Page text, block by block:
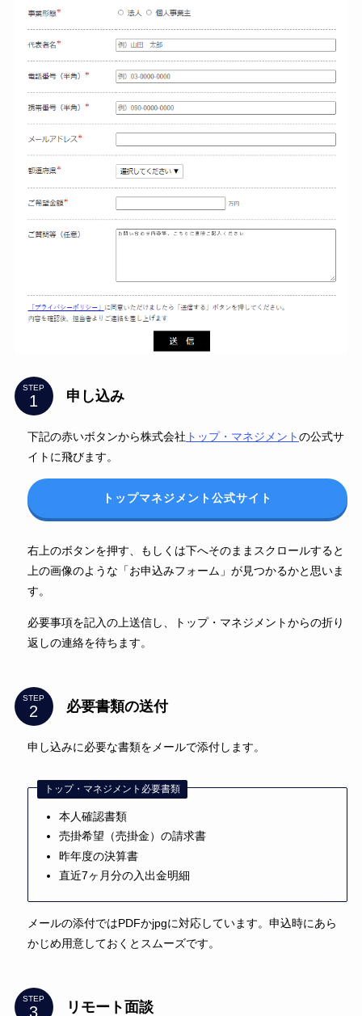
STEP
申し込み
下記の赤いボタンから株式会社 トップ・マネジメントの公式サ
イトに飛びます。
トップマネジメント公式サイト
右上のボタンを押す、もしくは下へそのままスクロールすると
上の画像のような「お申込みフォーム」が見つかるかと思いま
す。
必要事項を記入の上送信し、トップ・マネジメントからの折り
返しの連絡を待ちます。
STEP
必要書類の送付
申し込みに必要な書類をメールで添付します。
トップ・マネジメント必要書類
本人確認書類
売掛希望（売掛金）の請求書
昨年度の決算書
直近7ヶ月分の入出金明細
メールの添付ではPDFかjpgに対応しています。申込時にあら
かじめ用意しておくとスムーズです。
STEP
リモート面談